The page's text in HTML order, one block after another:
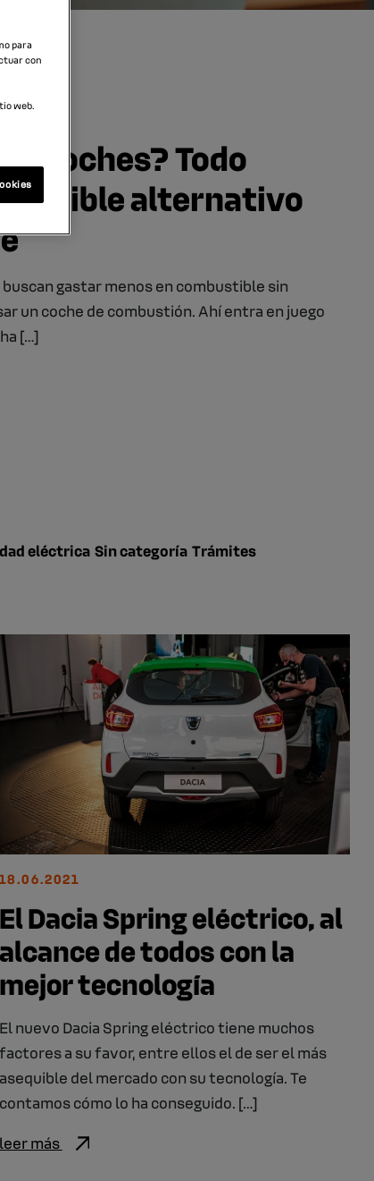
coches? Todo
alternativo
gastar menos en combustible sin
un coche de combustión. Ahí entra en juego
[…]
eléctrica Sin categoría Trámites
18.06.2021
El Dacia Spring eléctrico, al
alcance de todos con la
mejor tecnología
El nuevo Dacia Spring eléctrico tiene muchos
factores a su favor, entre ellos el de ser el más
asequible del mercado con su tecnología. Te
contamos cómo lo ha conseguido. […]
leer más
para
con
web.